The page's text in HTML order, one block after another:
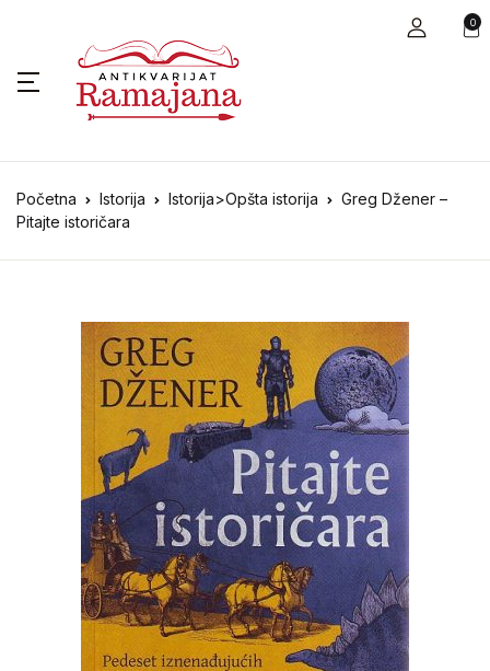
0
Početna Istorija Istorija>Opšta istorija
Greg Džener –
Pitajte istoričara